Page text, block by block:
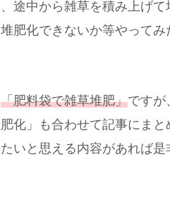
途中から雑草を積み上げて
肥化できないか等やってみ
「肥料袋で雑草堆肥」ですが
化」も合わせて記事にまと
いと思える内容があれば